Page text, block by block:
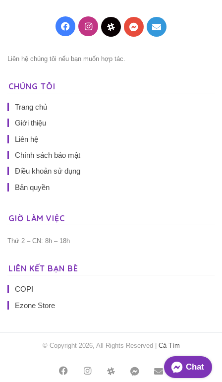
FacebookInstagramThreadsMessenger
Mail
Liên hệ chúng tôi nếu bạn muốn hợp tác.
CHÚNG TÔI
Trang chủ
Giới thiệu
Liên hệ
Chính sách bảo mật
Điều khoản sử dụng
Bản quyền
GIỜ LÀM VIỆC
Thứ 2 – CN: 8h – 18h
LIÊN KẾT BẠN BÈ
COPI
Ezone Store
© Copyright 2026, All Rights Reserved | Cà Tím
FacebookInstagramThreadsMessenger
Mail Chat